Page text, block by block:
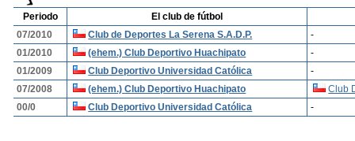
Periodo
El club de fútbol
07/2010
Club de Deportes La Serena S.A.D.P.
-
01/2010
(ehem.) Club Deportivo Huachipato
-
01/2009
Club Deportivo Universidad Católica
-
07/2008
(ehem.) Club Deportivo Huachipato
Club
00/0
Club Deportivo Universidad Católica -